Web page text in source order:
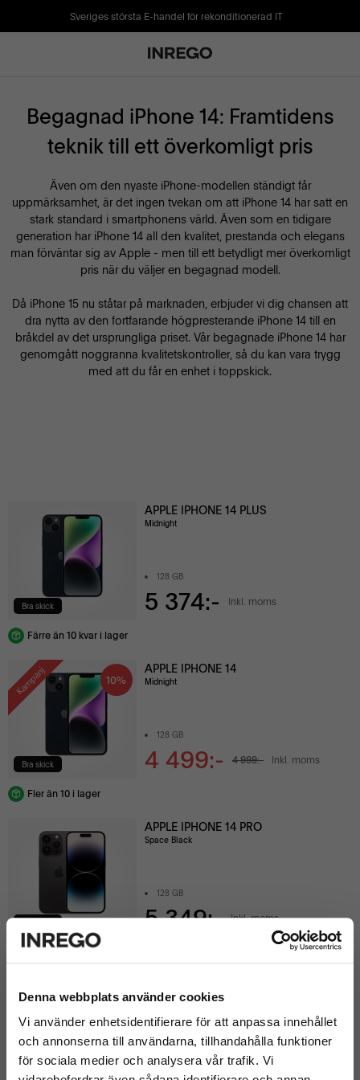
Denna webbplats använder cookies
Vi använder enhetsidentifierare för att anpassa innehållet
och annonserna till användarna, tillhandahålla funktioner
för sociala medier och analysera vår trafik. Vi
Sveriges största E-handel för rekonditionerad IT
Begagnad iPhone 14: Framtidens
teknik till ett överkomligt pris
Även om den nyaste iPhone-modellen ständigt får
uppmärksamhet, är det ingen tvekan om att iPhone 14 har satt en
stark standard i smartphonens värld. Även som en tidigare
generation har iPhone 14 all den kvalitet, prestanda och elegans
man förväntar sig av Apple - men till ett betydligt mer överkomligt
pris när du väljer en begagnad modell.
Då iPhone 15 nu ståtar på marknaden, erbjuder vi dig chansen att
dra nytta av den fortfarande högpresterande iPhone 14 till en
bråkdel av det ursprungliga priset. Vår begagnade iPhone 14 har
genomgått noggranna kvalitetskontroller, så du kan vara trygg
med att du får en enhet i toppskick.
Bra skick
APPLE IPHONE 14 PLUS
Midnight
128 GB
5 374:- Inkl. moms
Färre än 10 kvar i lager
Kampanj 10%
Bra skick
APPLE IPHONE 14
Midnight
128 GB
4 499:- 4 999:- Inkl. moms
Fler än 10 i lager
APPLE IPHONE 14 PRO
Space Black
128 GB
5 349:- Inkl. moms
Färre än 10 kvar i lager
Blue
Inkl. moms